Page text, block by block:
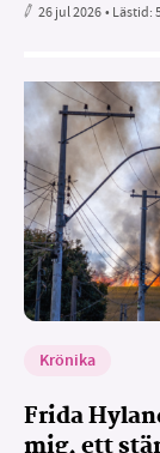
26 jul 2026• Lästid:
Krönika
Frida